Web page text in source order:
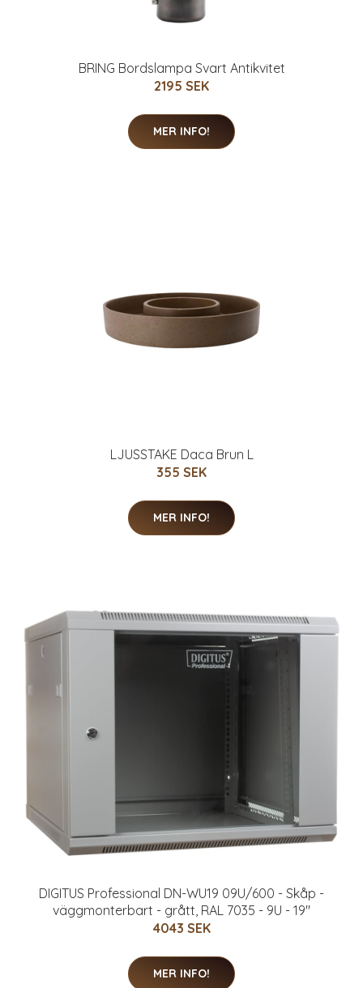
BRING Bordslampa Svart Antikvitet
2195 SEK
MER INFO!
LJUSSTAKE Daca Brun L
355 SEK
MER INFO!
DIGITUS Professional DN-WU19 09U/600 - Skåp -
väggmonterbart - grått, RAL 7035 - 9U - 19"
4043 SEK
MER INFO!